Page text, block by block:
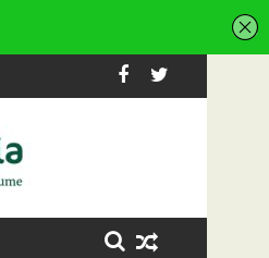
și canalizare
a câștigat partida cu FC